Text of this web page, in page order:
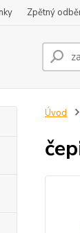
Zpětný
Úvod